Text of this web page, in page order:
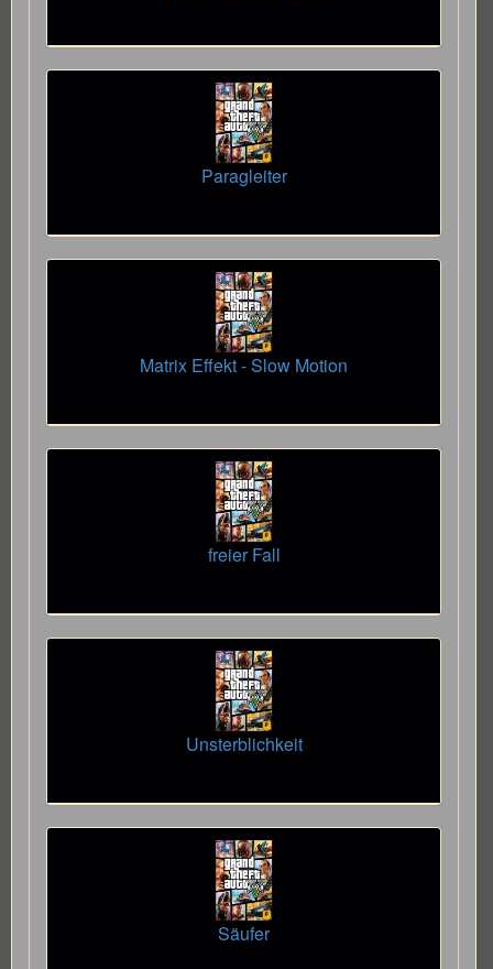
Paragleiter
Matrix Effekt - Slow Motion
freier Fall
Unsterblichkeit
Säufer